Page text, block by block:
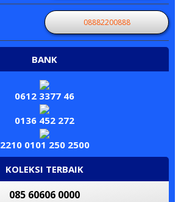
08882200888
BANK
0612 3377 46
0136 452 272
2210 0101 250 2500
KOLEKSI TERBAIK
085 60606 0000